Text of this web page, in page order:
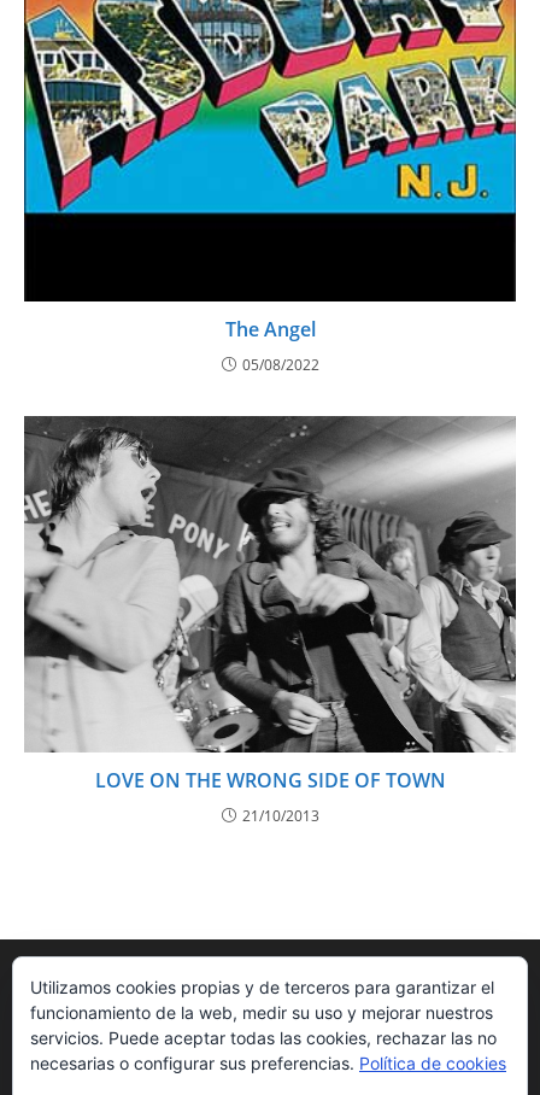
The Angel
05/08/2022
LOVE ON THE WRONG SIDE OF TOWN
21/10/2013
Utilizamos cookies propias y de terceros para garantizar el
funcionamiento de la web, medir su uso y mejorar nuestros
servicios. Puede aceptar todas las cookies, rechazar las no
necesarias o configurar sus preferencias. Política de cookies